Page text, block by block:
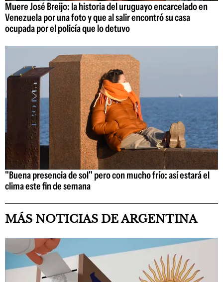
Muere José Breijo: la historia del uruguayo encarcelado en
Venezuela por una foto y que al salir encontró su casa
ocupada por el policía que lo detuvo
"Buena presencia de sol" pero con mucho frío: así estará el
clima este fin de semana
MÁS NOTICIAS DE ARGENTINA